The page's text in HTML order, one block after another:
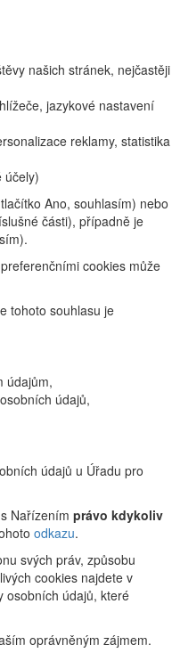
našich stránek, nejčastěji
jazykové nastavení
reklamy, statistika
účely)
Ano, souhlasím) nebo
části), případně je
cookies může
tohoto souhlasu je
údajům,
údajů,
údajů u Úřadu pro
Nařízením právo kdykoliv
odkazu.
svých práv, způsobu
cookies najdete v
osobních údajů, které
oprávněným zájmem.